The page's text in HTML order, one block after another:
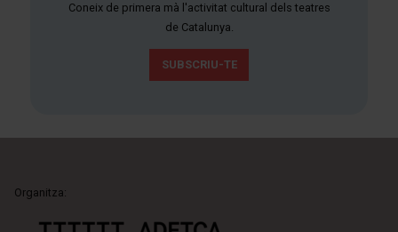
Coneix de primera mà l'activitat cultural dels teatres
de Catalunya.
SUBSCRIU-TE
Organitza: